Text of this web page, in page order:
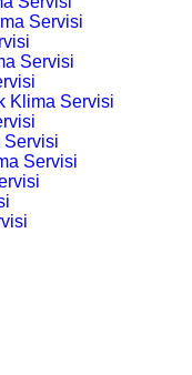
Servisi
Servisi
Klima Servisi
Servisi
Servisi